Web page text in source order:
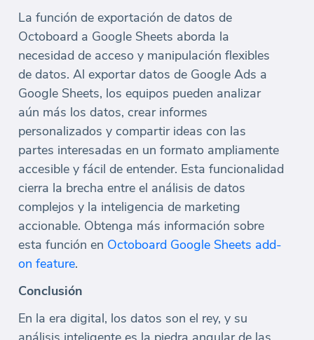
La función de exportación de datos de
Octoboard a Google Sheets aborda la
necesidad de acceso y manipulación flexibles
de datos. Al exportar datos de Google Ads a
Google Sheets, los equipos pueden analizar
aún más los datos, crear informes
personalizados y compartir ideas con las
partes interesadas en un formato ampliamente
accesible y fácil de entender. Esta funcionalidad
cierra la brecha entre el análisis de datos
complejos y la inteligencia de marketing
accionable. Obtenga más información sobre
esta función en Octoboard Google Sheets add-
on feature.
Conclusión
En la era digital, los datos son el rey, y su